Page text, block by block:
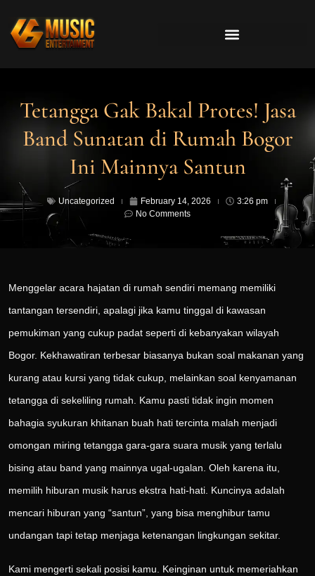
Tetangga Gak Bakal Protes! Jasa
Band Sunatan di Rumah Bogor
Ini Mainnya Santun
Uncategorized February 14, 2026
3:26 pm
No Comments
Menggelar acara hajatan di rumah sendiri memang memiliki
tantangan tersendiri, apalagi jika kamu tinggal di kawasan
pemukiman yang cukup padat seperti di kebanyakan wilayah
Bogor. Kekhawatiran terbesar biasanya bukan soal makanan yang
kurang atau kursi yang tidak cukup, melainkan soal kenyamanan
tetangga di sekeliling rumah. Kamu pasti tidak ingin momen
bahagia syukuran khitanan buah hati tercinta malah menjadi
omongan miring tetangga gara-gara suara musik yang terlalu
bising atau band yang mainnya ugal-ugalan. Oleh karena itu,
memilih hiburan musik harus ekstra hati-hati. Kuncinya adalah
mencari hiburan yang “santun”, yang bisa menghibur tamu
undangan tapi tetap menjaga ketenangan lingkungan sekitar.
Kami mengerti sekali posisi kamu. Keinginan untuk memeriahkan